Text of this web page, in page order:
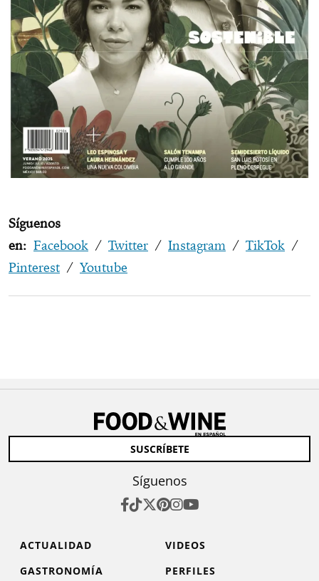
Síguenos
en: Facebook / Twitter / Instagram / TikTok /
Pinterest / Youtube
SUSCRÍBETE
Síguenos
ACTUALIDAD
VIDEOS
GASTRONOMÍA
PERFILES